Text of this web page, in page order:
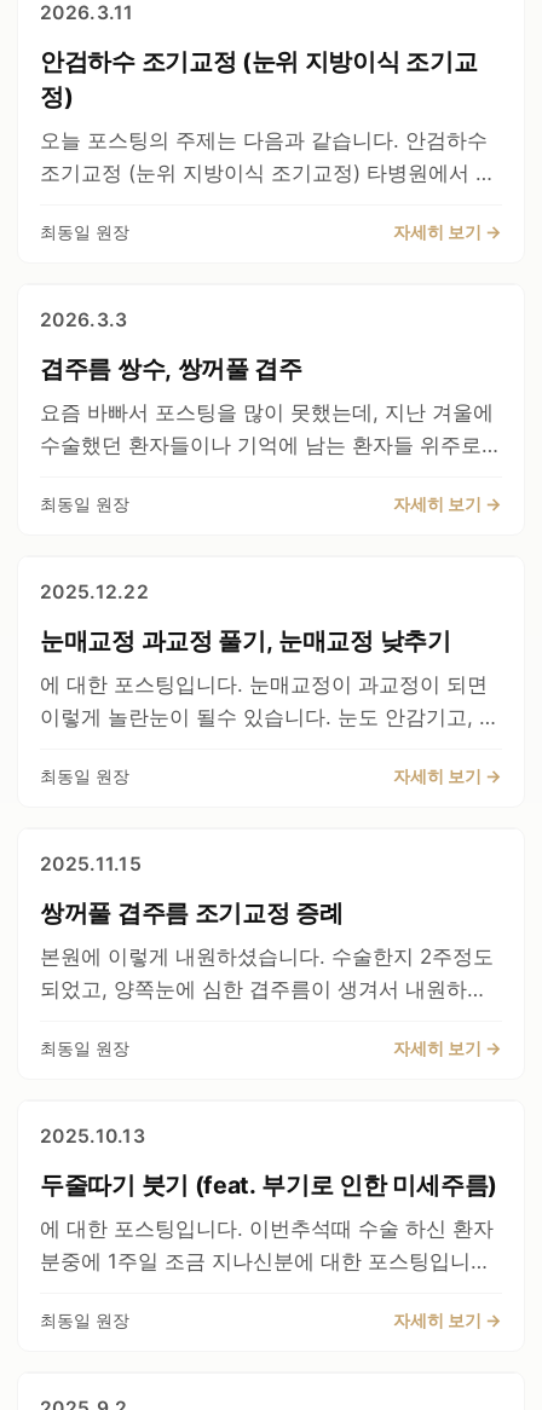
이 높습니다. 10개월째 모습입니다. 겹주름은 다 사
라졌습니다. 다만 흉터때문에 라인이 고르지 못합
니다. 보통 조기교정의 경우 기존라인을 그대로 써
야 하기 때문에 라인교정은 6개월째 이루어집니다.
보통 비용이 새로 발생하게 됩니다. 따라서 라인교
정은 다시 하게 됩니다. 보통 이렇게 라인이 고르지
쌍꺼풀 디자인이 잘 뻗어나가는 방향대로 안될때
된 쌍꺼풀 디자인자체가 제가 통상적으로 하는 부
요) 다시 디자인을 해서 수술 받으실 계획입니다.
진행하였으며 대칭이 잘 맞습니다. 수술전에 설명
드렸을때 부기가다르게 빠질수있다고 말씀드리고,
수술직후에는 사진상 좌측이 더 커보일수 있다고
말씀드렸습니다. 그러나 환자분의 경우는 사진상
보인다고 불안하시다고 연락이 온적이 있습니다.
는 것을 볼수 있습니다. 물론 부기는 더 빠져봐야
알겠으나, 시간이 지나면서 잘 맞을것 같습니다. 간
혹 부기때문에 양쪽눈이 2주정도까지 달라보이는
경우가 있습니다. 만약 3주이내에 차이가 있으면
조기교정이 필요할 수 있습니다. 혹은 부기라고 판
6개월차까지 유지가 된다면 큰 문제없이 회복이 될
같습니다. 계속 경과를 보아야 합니다 간혹 드물지
2026.3.11
안검하수 조기교정 (눈위 지방이식 조기교
정)
오늘 포스팅의 주제는 다음과 같습니다. 안검하수
조기교정 (눈위 지방이식 조기교정) 타병원에서 눈
히 사진상 우측눈이 졸려보입니다. 환자분이 말씀
유착을 제거하고, 눈매교정을 안한상태로 만듭니
다. 그리고 조직손상이있으면 최대한 복원을 합니
다. 그러나 기능적인 부작용은 좋아질지, 더 악화될
원래위치로 잘 하면 좋아지는 경우가 훨씬 많습니
냐하면 절개선 자체를 바꿀수가 없기 때문입니다.
수술후 1주일째 모습입니다. 눈뜨기 훨씬 편하고
기존수술에서 눈매교정을 하셨는지 잘 모를정도였
습니다 환자분도 만족해 하셔서 기분이 좋았습니
편하게 될 수도 있습니다. 수술전 모습입니다.
최동일 원장 자세히 보기 →
2026.3.3
겹주름 쌍수, 쌍꺼풀 겹주
요즘 바빠서 포스팅을 많이 못했는데, 지난 겨울에
수술했던 환자들이나 기억에 남는 환자들 위주로
주름이 있는 케이스입니다. . 예전에 쌍꺼풀을 높게
경우가 아주 많고, 주변 조직이 유착이 심하고 흉터
가 심한 경우가 많습니다. 이런 수술은 당연히 유착
을 잘 풀어주고, 다시 재유착이 안되게 해주는 것이
생기는 경우도 많습니다. 일단 어느정도 수술이 잘
게 피부가 많이 얇으면 약간 접히는경향도 있으나,
대부분은 전혀 접히지 않고, 약간 접히더라도 절개
도는 괜찮습니다. 그러나 주름처럼 접히지 않고, 원
래 처음처럼 접히면 수술이 실패한 것입니다. 아직
수술직후에 주름처럼 살짝 생기는 경우도 있습니
있는데, 그런건 절개선주변 부기랑 딱딱한 흉터때
문에 1~3개월째는 심해지는 경우도 있습니다. 절
개선 주변은 접히지 않고, 다른데 주름이 접히는 건
야 합니다.
최동일 원장 자세히 보기 →
2025.12.22
눈매교정 과교정 풀기, 눈매교정 낮추기
에 대한 포스팅입니다. 눈매교정이 과교정이 되면
이렇게 놀란눈이 될수 있습니다. 눈도 안감기고, 눈
다. 첫번째로 중요한것은 오진을 하면안됩니다. 안
는 이처럼 눈매교정을 풀면 금방 내려옵니다. 이런
수술은 수술후 2~3주 정도에 풀면 됩니다. 그러나,
문제는 이것이 골든타임을 지난경우 입니다 1개월
제 퇴축수술을 하게 됩니다. 퇴축이 무엇이냐하면,
위에 사진처럼 놀란눈처럼 다 보이는 것입니다. 그
리고 그것을 낮추는 것이 퇴축수술입니다. 이렇게
다. 이처럼 눈동자가 위에 가리고 있어야 개선이 된
모습입니다. 이 환자의 경우 사진상 좌측눈이 과하
한 내용에서 발췌하였습니다. 이 수술은 다른수술
최동일 원장 자세히 보기 →
2025.11.15
쌍꺼풀 겹주름 조기교정 증례
본원에 이렇게 내원하셨습니다. 수술한지 2주정도
되었고, 양쪽눈에 심한 겹주름이 생겨서 내원하였
니다. 유착을 모두 풀고, 재유착이 되지 않도록 수
수술을 하게 됩니다. 수술후 2개월25일째 모습입
니다. 겹주름은 당연히 좋아졌습니다만, 라인자체
가 다르기때문에 여전히 라인은 다릅니다. 추후에
정이 필요하면 해야겠습니다. 아직 3개월도 안된시
최동일 원장 자세히 보기 →
2025.10.13
두줄따기 붓기 (feat. 부기로 인한 미세주름)
에 대한 포스팅입니다. 이번추석때 수술 하신 환자
분중에 1주일 조금 지나신분에 대한 포스팅입니다
같아서 비슷한 사례를 보면서 설명을 드리고자 합
최동일 원장 자세히 보기 →